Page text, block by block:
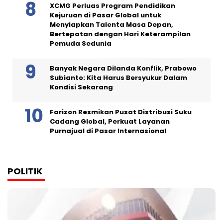
XCMG Perluas Program Pendidikan
Kejuruan di Pasar Global untuk
Menyiapkan Talenta Masa Depan,
Bertepatan dengan Hari Keterampilan
Pemuda Sedunia
Banyak Negara Dilanda Konflik, Prabowo
Subianto: Kita Harus Bersyukur Dalam
Kondisi Sekarang
Farizon Resmikan Pusat Distribusi Suku
Cadang Global, Perkuat Layanan
Purnajual di Pasar Internasional
POLITIK